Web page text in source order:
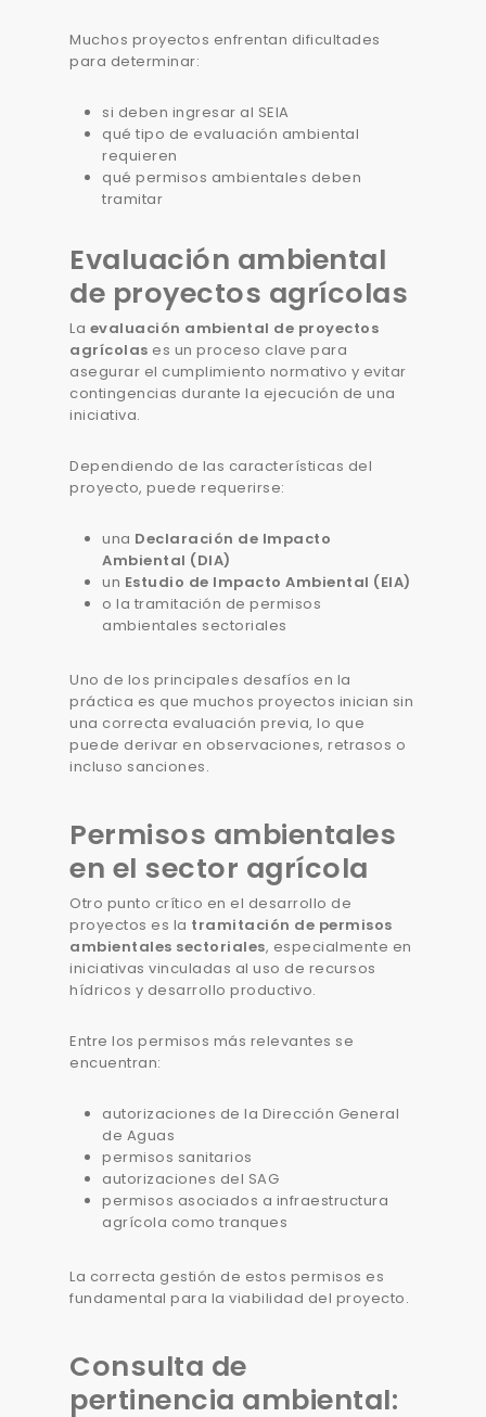
Muchos proyectos enfrentan dificultades
para determinar:
si deben ingresar al SEIA
qué tipo de evaluación ambiental
requieren
qué permisos ambientales deben
tramitar
Evaluación ambiental
de proyectos agrícolas
La evaluación ambiental de proyectos
agrícolas es un proceso clave para
asegurar el cumplimiento normativo y evitar
contingencias durante la ejecución de una
iniciativa.
Dependiendo de las características del
proyecto, puede requerirse:
una Declaración de Impacto
Ambiental (DIA)
un Estudio de Impacto Ambiental (EIA)
o la tramitación de permisos
ambientales sectoriales
Uno de los principales desafíos en la
práctica es que muchos proyectos inician sin
una correcta evaluación previa, lo que
puede derivar en observaciones, retrasos o
incluso sanciones.
Permisos ambientales
en el sector agrícola
Otro punto crítico en el desarrollo de
proyectos es la tramitación de permisos
ambientales sectoriales, especialmente en
iniciativas vinculadas al uso de recursos
hídricos y desarrollo productivo.
Entre los permisos más relevantes se
encuentran:
autorizaciones de la Dirección General
de Aguas
permisos sanitarios
autorizaciones del SAG
permisos asociados a infraestructura
agrícola como tranques
La correcta gestión de estos permisos es
fundamental para la viabilidad del proyecto.
Consulta de
pertinencia ambiental: